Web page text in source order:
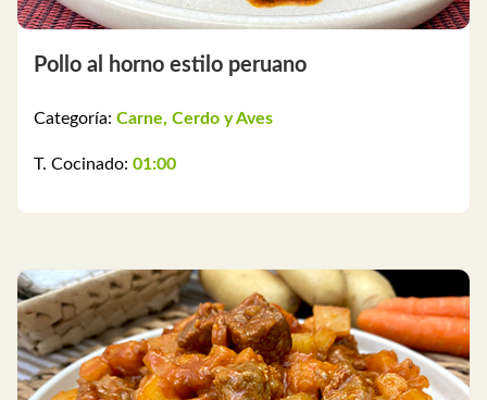
Pollo al horno estilo peruano
Categoría: Carne, Cerdo y Aves
T. Cocinado: 01:00